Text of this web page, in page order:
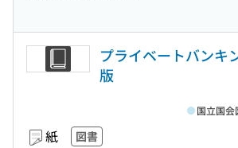
プライベートバンキ
版
紙 図書
国立国会